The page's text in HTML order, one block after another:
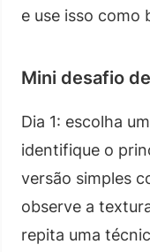
e use isso como
Mini desafio
Dia 1: escolha
identifique o
versão simples
observe a
repita uma